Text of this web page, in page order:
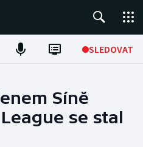
SLEDOVAT
Síně
se stal